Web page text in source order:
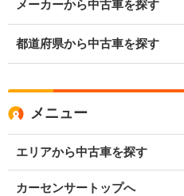
メーカーから中古車を探す
都道府県から中古車を探す
メニュー
エリアから中古車を探す
カーセンサートップへ